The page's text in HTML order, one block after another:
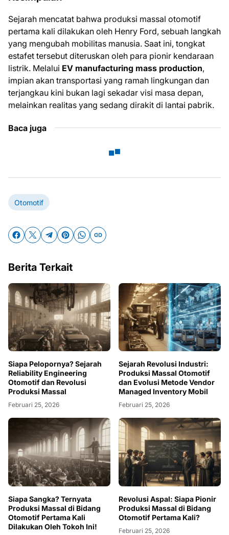
Sejarah mencatat bahwa produksi massal otomotif
pertama kali dilakukan oleh Henry Ford, sebuah langkah
yang mengubah mobilitas manusia. Saat ini, tongkat
estafet tersebut diteruskan oleh para pionir kendaraan
listrik. Melalui EV manufacturing mass production,
impian akan transportasi yang ramah lingkungan dan
terjangkau kini bukan lagi sekadar visi masa depan,
melainkan realitas yang sedang dirakit di lantai pabrik.
Baca juga
Otomotif
Berita Terkait
Siapa Pelopornya? Sejarah
Reliability Engineering
Otomotif dan Revolusi
Produksi Massal
Februari 25, 2026
Sejarah Revolusi Industri:
Produksi Massal Otomotif
dan Evolusi Metode Vendor
Managed Inventory Mobil
Februari 25, 2026
Siapa Sangka? Ternyata
Produksi Massal di Bidang
Otomotif Pertama Kali
Dilakukan Oleh Tokoh Ini!
Revolusi Aspal: Siapa Pionir
Produksi Massal di Bidang
Otomotif Pertama Kali?
Februari 25, 2026